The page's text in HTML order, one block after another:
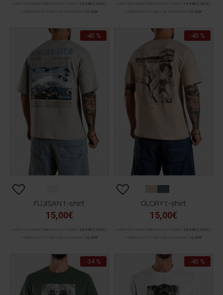
ΑΡΧΙΚΗ ΑΝΑΓΡΑΦΟΜΕΝΗ ΤΙΜΗ: 22,90€ (-34%)
ΚΑΛΥΤΕΡΗ ΤΙΜΗ 30 ΗΜΕΡΩΝ:
15,00€
ΑΡΧΙΚΗ ΑΝΑΓΡΑΦΟΜΕΝΗ ΤΙΜΗ: 19,90€ (-25%)
ΚΑΛΥΤΕΡΗ ΤΙΜΗ 30 ΗΜΕΡΩΝ:
15,00€
-40 %
FUJISAN t-shirt
15,00€
ΑΡΧΙΚΗ ΑΝΑΓΡΑΦΟΜΕΝΗ ΤΙΜΗ: 24,90€ (-40%)
ΚΑΛΥΤΕΡΗ ΤΙΜΗ 30 ΗΜΕΡΩΝ:
15,00€
-40 %
GLORY t-shirt
15,00€
ΑΡΧΙΚΗ ΑΝΑΓΡΑΦΟΜΕΝΗ ΤΙΜΗ: 24,90€ (-40%)
ΚΑΛΥΤΕΡΗ ΤΙΜΗ 30 ΗΜΕΡΩΝ:
15,00€
-34 % -40 %